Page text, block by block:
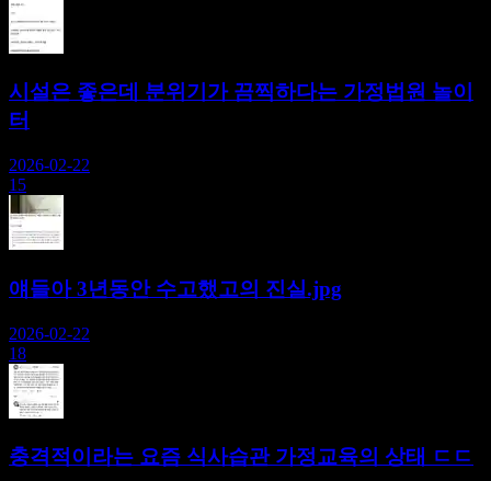
시설은 좋은데 분위기가 끔찍하다는 가정법원 놀이
터
2026-02-22
15
얘들아 3년동안 수고했고의 진실.jpg
2026-02-22
18
충격적이라는 요즘 식사습관 가정교육의 상태 ㄷㄷ